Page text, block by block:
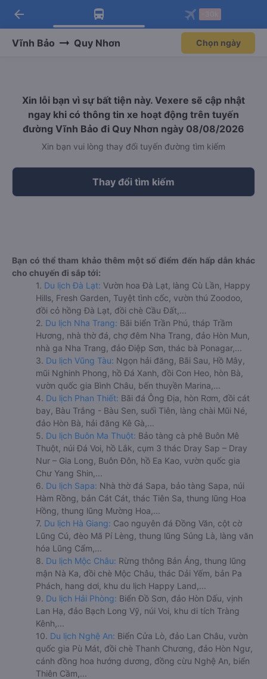
Tải app Vexere ngay!
Nhận ưu đãi thành viên độc
Mở app
Tải app Vexere
-30k/ghế khi đặt vé máy bay qua
Mở app
arrow_back
Vĩnh Bảo Quy Nhơn Chọn ngày
Xin lỗi bạn vì sự bất tiện này. Vexere sẽ cập nhật
ngay khi có thông tin xe hoạt động trên tuyến
đường Vĩnh Bảo đi Quy Nhơn ngày 08/08/2026
Xin bạn vui lòng thay đổi tuyến đường tìm kiếm
Thay đổi tìm kiếm
Bạn có thể tham khảo thêm một số điểm đến hấp dẫn khác
cho chuyến đi sắp tới:
1. Du lịch Đà Lạt: Vườn hoa Đà Lạt, làng Cù Lần, Happy
Hills, Fresh Garden, Tuyệt tình cốc, vườn thú Zoodoo,
đồi cỏ hồng Đà Lạt, đồi chè Cầu Đất,...
2. Du lịch Nha Trang: Bãi biển Trần Phú, tháp Trầm
Hương, nhà thờ đá, chợ đêm Nha Trang, đảo Hòn Mun,
nhà ga Nha Trang, đảo Điệp Sơn, thác bà Ponagar,...
3. Du lịch Vũng Tàu: Ngọn hải đăng, Bãi Sau, Hồ Mây,
mũi Nghinh Phong, hồ Đá Xanh, đồi Con Heo, hòn Bà,
vườn quốc gia Bình Châu, bến thuyền Marina,...
4. Du lịch Phan Thiết: Bãi đá Ông Địa, hòn Rơm, đồi cát
bay, Bàu Trắng - Bàu Sen, suối Tiên, làng chài Mũi Né,
đảo Hòn Bà, hải đăng Kê Gà,...
5. Du lịch Buôn Ma Thuột: Bảo tàng cà phê Buôn Mê
Thuột, núi Đá Voi, hồ Lắk, cụm 3 thác Dray Sap – Dray
Nur – Gia Long, Buôn Đôn, hồ Ea Kao, vườn quốc gia
Chư Yang Shin,...
6. Du lịch Sapa: Nhà thờ đá Sapa, bảo tàng Sapa, núi
Hàm Rồng, bản Cát Cát, thác Tiên Sa, thung lũng Hoa
Hồng, thung lũng Mường Hoa,...
7. Du lịch Hà Giang: Cao nguyên đá Đồng Văn, cột cờ
Lũng Cú, đèo Mã Pí Lèng, thung lũng Sủng Là, làng văn
hóa Lũng Cẩm,...
8. Du lịch Mộc Châu: Rừng thông Bản Áng, thung lũng
mận Nà Ka, đồi chè Mộc Châu, thác Dải Yếm, bản Pa
Phách, hang dơi, khu du lịch Happy Land,...
9. Du lịch Hải Phòng: Biển Đồ Sơn, đảo Hòn Dấu, vịnh
Lan Hạ, đảo Bạch Long Vỹ, núi Voi, khu di tích Tràng
Kênh,...
10. Du lịch Nghệ An: Biển Cửa Lò, đảo Lan Châu, vườn
quốc gia Pù Mát, đồi chè Thanh Chương, đảo Hòn Ngư,
cánh đồng hoa hướng dương, đồng cừu Nghệ An, biển
Thiên Cầm,...